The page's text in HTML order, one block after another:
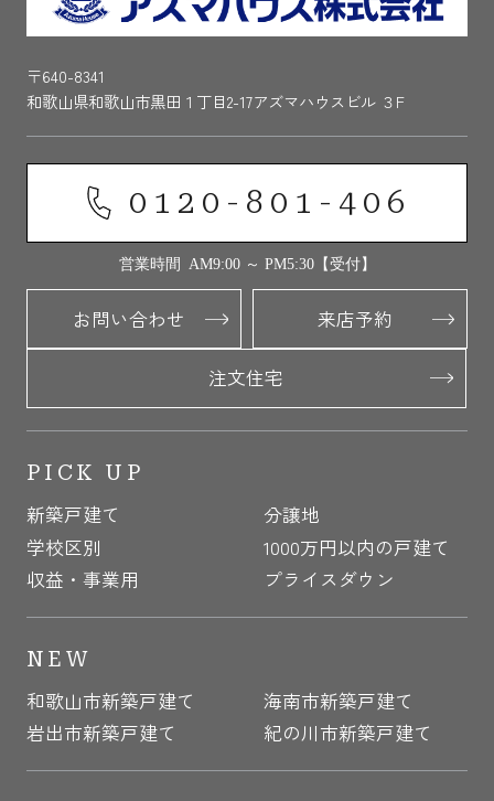
〒640-8341
和歌山県和歌山市黒田１丁目2-17アズマハウスビル ３F
0120-801-406
営業時間 AM9:00 ～ PM5:30【受付】
お問い合わせ 来店予約
注文住宅
PICK UP
新築戸建て
分譲地
学校区別
1000万円以内の戸建て
収益・事業用
プライスダウン
NEW
和歌山市新築戸建て
海南市新築戸建て
岩出市新築戸建て
紀の川市新築戸建て